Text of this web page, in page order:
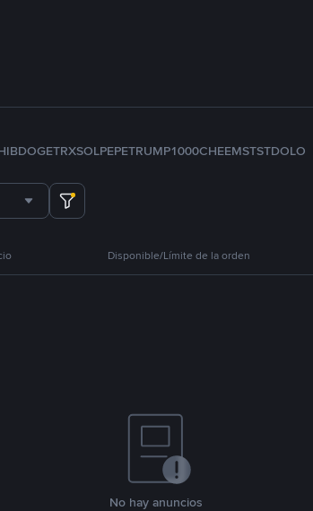
DOGETRXSOLPEPETRUMP1000CHEEMSTSTDOLO
Disponible/Límite de la orden
No hay anuncios